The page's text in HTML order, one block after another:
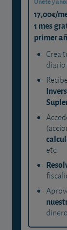
17,00€/
1 mes
primer
Crea
diario
etc.